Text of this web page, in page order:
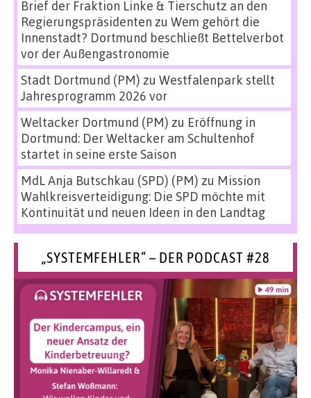
Brief der Fraktion Linke & Tierschutz an den
Regierungspräsidenten zu Wem gehört die
Innenstadt? Dortmund beschließt Bettelverbot
vor der Außengastronomie
Stadt Dortmund (PM) zu Westfalenpark stellt
Jahresprogramm 2026 vor
Weltacker Dortmund (PM) zu Eröffnung in
Dortmund: Der Weltacker am Schultenhof
startet in seine erste Saison
MdL Anja Butschkau (SPD) (PM) zu Mission
Wahlkreisverteidigung: Die SPD möchte mit
Kontinuität und neuen Ideen in den Landtag
„SYSTEMFEHLER“ – DER PODCAST #28